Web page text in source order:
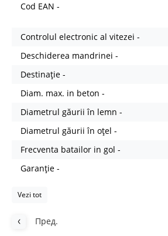
Cod EAN -
Controlul electronic al vitezei -
Deschiderea mandrinei -
Destinație -
Diam. max. in beton -
Diametrul găurii în lemn -
Diametrul găurii în oțel -
Frecventa batailor in gol -
Garanție -
Vezi tot
Пред.